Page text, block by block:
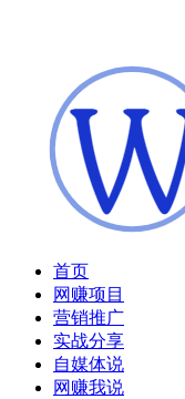
首页
网赚项目
营销推广
实战分享
自媒体说
网赚我说